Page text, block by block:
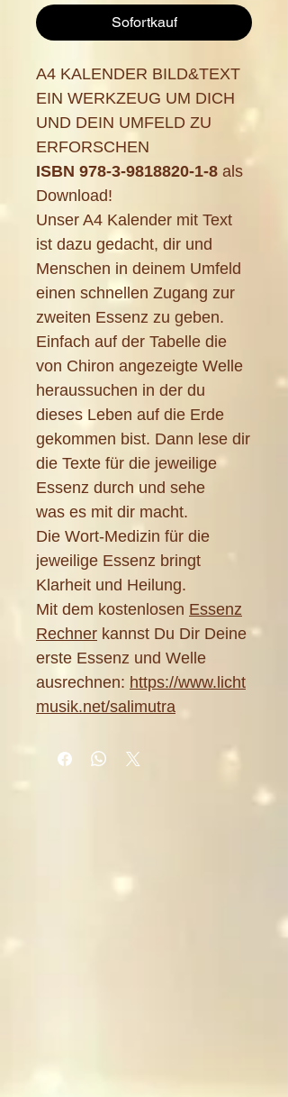
Sofortkauf
A4 KALENDER BILD&TEXT
EIN WERKZEUG UM DICH
UND DEIN UMFELD ZU
ERFORSCHEN
ISBN 978-3-9818820-1-8 als
Download!
Unser A4 Kalender mit Text
ist dazu gedacht, dir und
Menschen in deinem Umfeld
einen schnellen Zugang zur
zweiten Essenz zu geben.
Einfach auf der Tabelle die
von Chiron angezeigte Welle
heraussuchen in der du
dieses Leben auf die Erde
gekommen bist. Dann lese dir
die Texte für die jeweilige
Essenz durch und sehe
was es mit dir macht.
Die Wort-Medizin für die
jeweilige Essenz bringt
Klarheit und Heilung.
Mit dem kostenlosen Essenz
Rechner kannst Du Dir Deine
erste Essenz und Welle
ausrechnen: https://www.licht
musik.net/salimutra